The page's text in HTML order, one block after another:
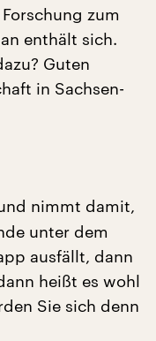
zum
enthält sich.
Guten
in Sachsen-
nimmt damit,
unter dem
ausfällt, dann
heißt es wohl
Sie sich denn